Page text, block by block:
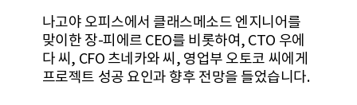
나고야 오피스에서 클래스메소드 엔지니어를
맞이한 장-피에르 CEO를 비롯하여, CTO 우에
다 씨, CFO 츠네카와 씨, 영업부 오토코 씨에게
프로젝트 성공 요인과 향후 전망을 들었습니다.